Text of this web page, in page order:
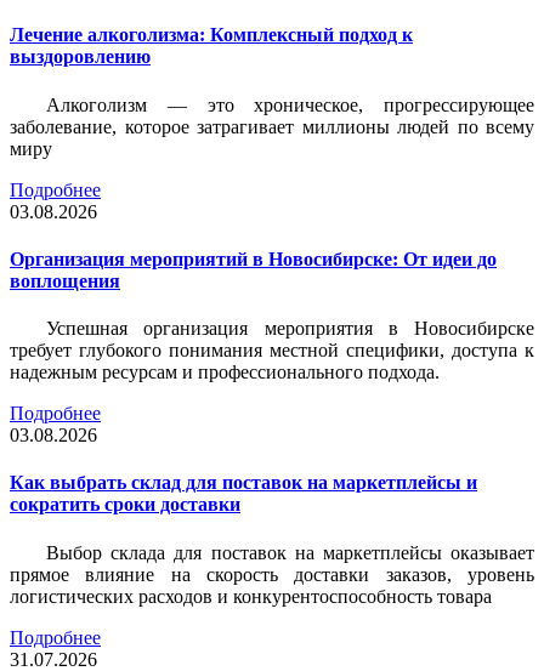
Лечение алкоголизма: Комплексный подход к
выздоровлению
Алкоголизм — это хроническое, прогрессирующее
заболевание, которое затрагивает миллионы людей по всему
миру
Подробнее
03.08.2026
Организация мероприятий в Новосибирске: От идеи до
воплощения
Успешная организация мероприятия в Новосибирске
требует глубокого понимания местной специфики, доступа к
надежным ресурсам и профессионального подхода.
Подробнее
03.08.2026
Как выбрать склад для поставок на маркетплейсы и
сократить сроки доставки
Выбор склада для поставок на маркетплейсы оказывает
прямое влияние на скорость доставки заказов, уровень
логистических расходов и конкурентоспособность товара
Подробнее
31.07.2026